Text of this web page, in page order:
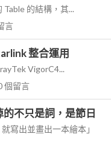
的結構，其...
言
整合運用
VigorC4...
個留言
不只是詞，是節日
寫出並畫出一本繪本」